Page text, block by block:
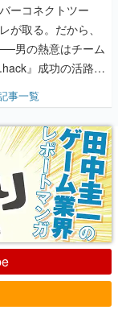
ーコネクトツー
が取る。だから、
男の熱意はチーム
』成功の活路を
た【若ゲのいた
事一覧